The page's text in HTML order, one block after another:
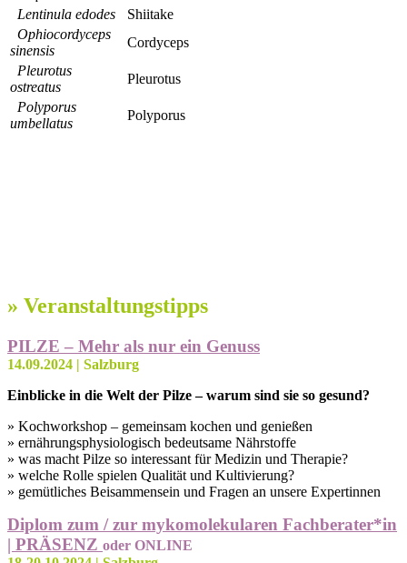
Lentinula edodes
Shiitake
Ophiocordyceps
sinensis
Cordyceps
Pleurotus
ostreatus
Pleurotus
Polyporus
umbellatus
Polyporus
» Veranstaltungstipps
PILZE – Mehr als nur ein Genuss
14.09.2024 | Salzburg
Einblicke in die Welt der Pilze – warum sind sie so gesund?
» Kochworkshop – gemeinsam kochen und genießen
» ernährungsphysiologisch bedeutsame Nährstoffe
» was macht Pilze so interessant für Medizin und Therapie?
» welche Rolle spielen Qualität und Kultivierung?
» gemütliches Beisammensein und Fragen an unsere Expertinnen
Diplom zum / zur mykomolekularen Fachberater*in
| PRÄSENZ oder ONLINE